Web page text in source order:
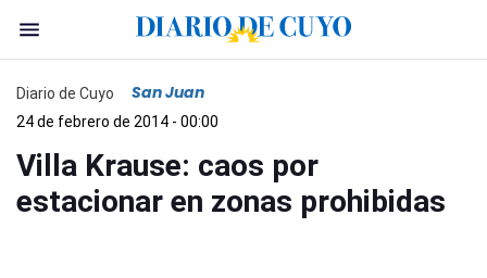
Diario de Cuyo San Juan
24 de febrero de 2014 - 00:00
Villa Krause: caos por
estacionar en zonas prohibidas